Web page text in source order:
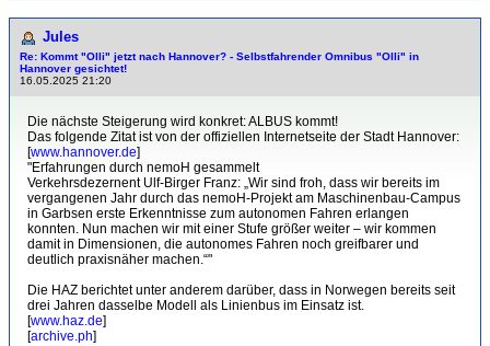
Jules
Re: Kommt "Olli" jetzt nach Hannover? - Selbstfahrender Omnibus "Olli" in
Hannover gesichtet!
16.05.2025 21:20
Die nächste Steigerung wird konkret: ALBUS kommt!
Das folgende Zitat ist von der offiziellen Internetseite der Stadt Hannover:
[www.hannover.de]
"Erfahrungen durch nemoH gesammelt
Verkehrsdezernent Ulf-Birger Franz: „Wir sind froh, dass wir bereits im
vergangenen Jahr durch das nemoH-Projekt am Maschinenbau-Campus
in Garbsen erste Erkenntnisse zum autonomen Fahren erlangen
konnten. Nun machen wir mit einer Stufe größer weiter – wir kommen
damit in Dimensionen, die autonomes Fahren noch greifbarer und
deutlich praxisnäher machen.“"
Die HAZ berichtet unter anderem darüber, dass in Norwegen bereits seit
drei Jahren dasselbe Modell als Linienbus im Einsatz ist.
[www.haz.de]
[archive.ph]